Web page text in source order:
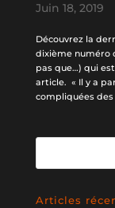
Juin 18, 2019
Découvrez la
dixième numéro
pas que…) qui
article. « Il y a
compliquées
Articles